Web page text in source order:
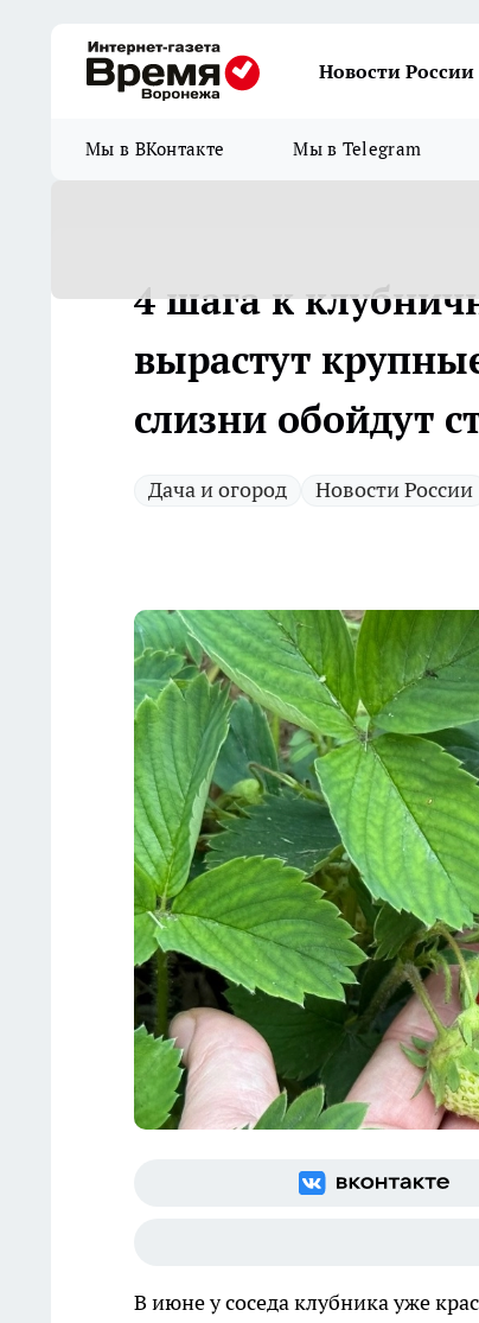
Новости России
Мы в ВКонтакте Мы в Telegram
4 шага к
вырастут
слизни обойдут
Дача и огород Новости России
В июне у соседа клубника уже